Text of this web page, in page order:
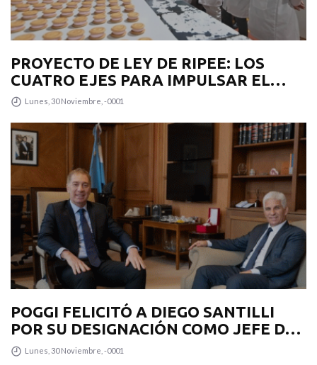
PROYECTO DE LEY DE RIPEE: LOS
CUATRO EJES PARA IMPULSAR EL
DESARROLLO PRODUCTIVO EN LA
Lunes, 30 Noviembre, -0001
POGGI FELICITÓ A DIEGO SANTILLI
POR SU DESIGNACIÓN COMO JEFE DE
GABINETE
Lunes, 30 Noviembre, -0001